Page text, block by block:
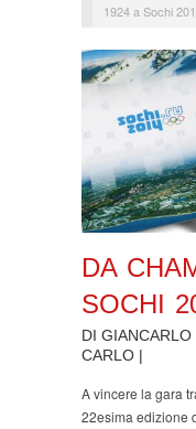
1924 a Sochi
DA
SOCHI
DI
CARLO |
A vincere la gara
22esima edizione